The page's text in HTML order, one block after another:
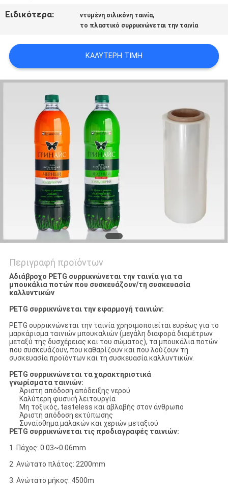
ΖΗΤΉΣΤΕ
ΑΠΌΣΠΑΣΜΑ
SITEMAP
ΠΟΛΙΤΙΚΉ
ΑΠΟΡΡΉΤΟΥ
Ειδικότερα: ντυμένη σιλικόνη ταινία,
το πλαστικό συρρικνώνεται την ταινία
ΚΑΛΎΤΕΡΗ ΤΙΜΉ
Περιγραφή προϊόντων
Αδιάβροχο PETG συρρικνώνεται την ταινία για τα
μπουκάλια ποτών που συσκευάζουν/τη συσκευασία
καλλυντικών
PETG συρρικνώνεται την εφαρμογή ταινιών:
PETG συρρικνώνεται την ταινία χρησιμοποιείται ευρέως για το
μαρκάρισμα ταινιών μπουκαλιών (μεγάλη διαφορά διαμέτρων
μεταξύ της δυσχέρειας και του σώματος), τα μπουκάλια ποτών
που συσκευάζουν, που καθαρίζουν και που λούζουν τη
συσκευασία προϊόντων και τη συσκευασία καλλυντικών.
PETG συρρικνώνεται τα χαρακτηριστικά
γνωρίσματα ταινιών:
Άριστη απόδοση απόδειξης νερού
Καλύτερη φυσική λειτουργία
Μη τοξικός, tasteless και αβλαβής στον άνθρωπο
Άριστη απόδοση εκτύπωσης
Συναίσθημα μαλακών και χεριών μεταξιού
PETG συρρικνώνεται τις προδιαγραφές ταινιών:
1. Πάχος: 0.03~0.06mm
2. Ανώτατο πλάτος: 2200mm
3. Ανώτατο μήκος: 4500m